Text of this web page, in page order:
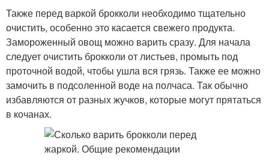
Также перед варкой брокколи необходимо тщательно
очистить, особенно это касается свежего продукта.
Замороженный овощ можно варить сразу. Для начала
следует очистить брокколи от листьев, промыть под
проточной водой, чтобы ушла вся грязь. Также ее можно
замочить в подсоленной воде на полчаса. Так обычно
избавляются от разных жучков, которые могут прятаться
в кочанах.